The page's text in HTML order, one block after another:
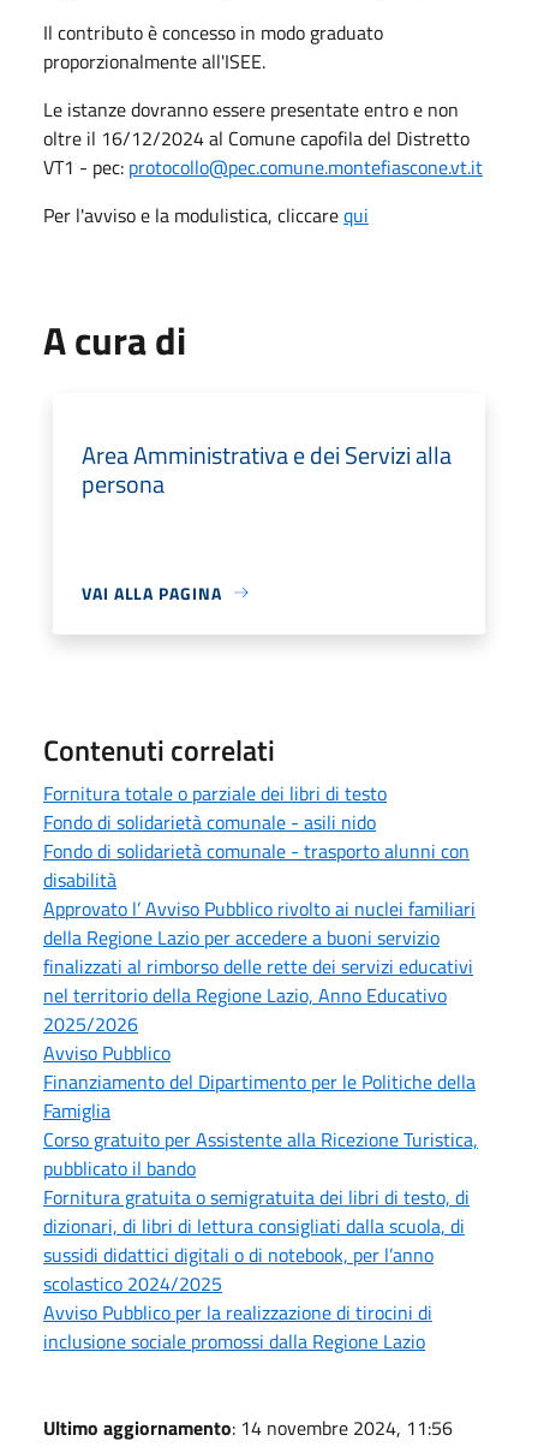
Il contributo è concesso in modo graduato
proporzionalmente all'ISEE.
Le istanze dovranno essere presentate entro e non
oltre il 16/12/2024 al Comune capofila del Distretto
VT1 - pec: protocollo@pec.comune.montefiascone.vt.it
Per l'avviso e la modulistica, cliccarequi
A cura di
Area Amministrativa e dei Servizi alla
persona
VAI ALLA PAGINA
Contenuti correlati
Fornitura totale o parziale dei libri di testo
Fondo di solidarietà comunale - asili nido
Fondo di solidarietà comunale - trasporto alunni con
disabilità
Approvato l’ Avviso Pubblico rivolto ai nuclei familiari
della Regione Lazio per accedere a buoni servizio
finalizzati al rimborso delle rette dei servizi educativi
nel territorio della Regione Lazio, Anno Educativo
2025/2026
Avviso Pubblico
Finanziamento del Dipartimento per le Politiche della
Famiglia
Corso gratuito per Assistente alla Ricezione Turistica,
pubblicato il bando
Fornitura gratuita o semigratuita dei libri di testo, di
dizionari, di libri di lettura consigliati dalla scuola, di
sussidi didattici digitali o di notebook, per l’anno
scolastico 2024/2025
Avviso Pubblico per la realizzazione di tirocini di
inclusione sociale promossi dalla Regione Lazio
Ultimo aggiornamento: 14 novembre 2024, 11:56